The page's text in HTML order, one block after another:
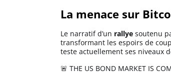
Investir
Meilleures
Meilleurs wallets
La menace sur
Le narratif d’un rallye soutenu
transformant les espoirs de
teste actuellement ses niveaux
🚨 THE US BOND MARKET IS